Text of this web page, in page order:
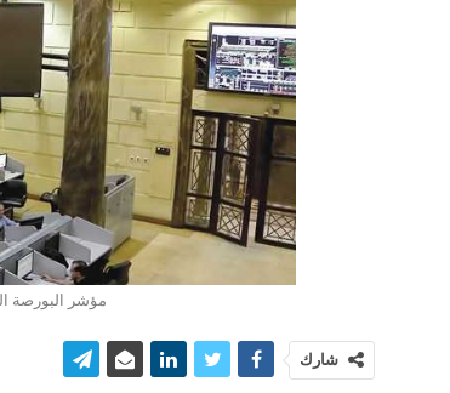
مؤشر البورصة الرئيسي يتراجع إلى
شارك